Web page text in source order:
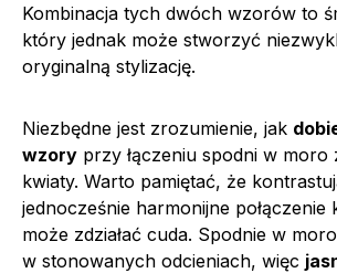
Kombinacja tych dwóch wzorów to
który jednak może stworzyć
oryginalną stylizację.
Niezbędne jest zrozumienie, jak
wzory przy łączeniu spodni w moro
kwiaty. Warto pamiętać, że
jednocześnie harmonijne
może zdziałać cuda. Spodnie w
w stonowanych odcieniach, więc